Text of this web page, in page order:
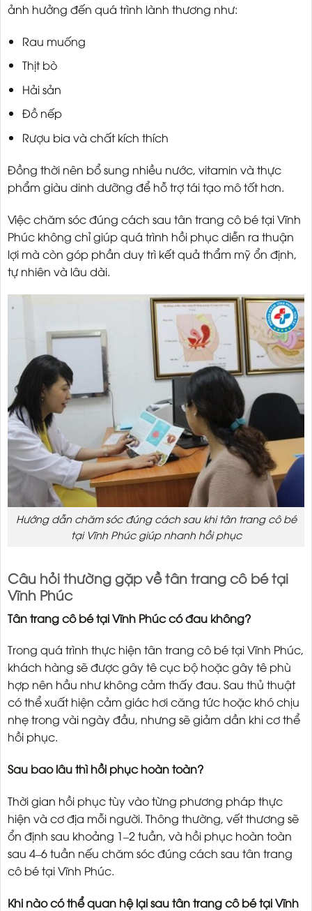
ảnh hưởng đến quá trình lành thương như:
Rau muống
Thịt bò
Hải sản
Đồ nếp
Rượu bia và chất kích thích
Đồng thời nên bổ sung nhiều nước, vitamin và thực
phẩm giàu dinh dưỡng để hỗ trợ tái tạo mô tốt hơn.
Việc chăm sóc đúng cách sau tân trang cô bé tại Vĩnh
Phúc không chỉ giúp quá trình hồi phục diễn ra thuận
lợi mà còn góp phần duy trì kết quả thẩm mỹ ổn định,
tự nhiên và lâu dài.
Hướng dẫn chăm sóc đúng cách sau khi tân trang cô bé
tại Vĩnh Phúc giúp nhanh hồi phục
Câu hỏi thường gặp về tân trang cô bé tại
Vĩnh Phúc
Tân trang cô bé tại Vĩnh Phúc có đau không?
Trong quá trình thực hiện tân trang cô bé tại Vĩnh Phúc,
khách hàng sẽ được gây tê cục bộ hoặc gây tê phù
hợp nên hầu như không cảm thấy đau. Sau thủ thuật
có thể xuất hiện cảm giác hơi căng tức hoặc khó chịu
nhẹ trong vài ngày đầu, nhưng sẽ giảm dần khi cơ thể
hồi phục.
Sau bao lâu thì hồi phục hoàn toàn?
Thời gian hồi phục tùy vào từng phương pháp thực
hiện và cơ địa mỗi người. Thông thường, vết thương sẽ
ổn định sau khoảng 1–2 tuần, và hồi phục hoàn toàn
sau 4–6 tuần nếu chăm sóc đúng cách sau tân trang
cô bé tại Vĩnh Phúc.
Khi nào có thể quan hệ lại sau tân trang cô bé tại Vĩnh